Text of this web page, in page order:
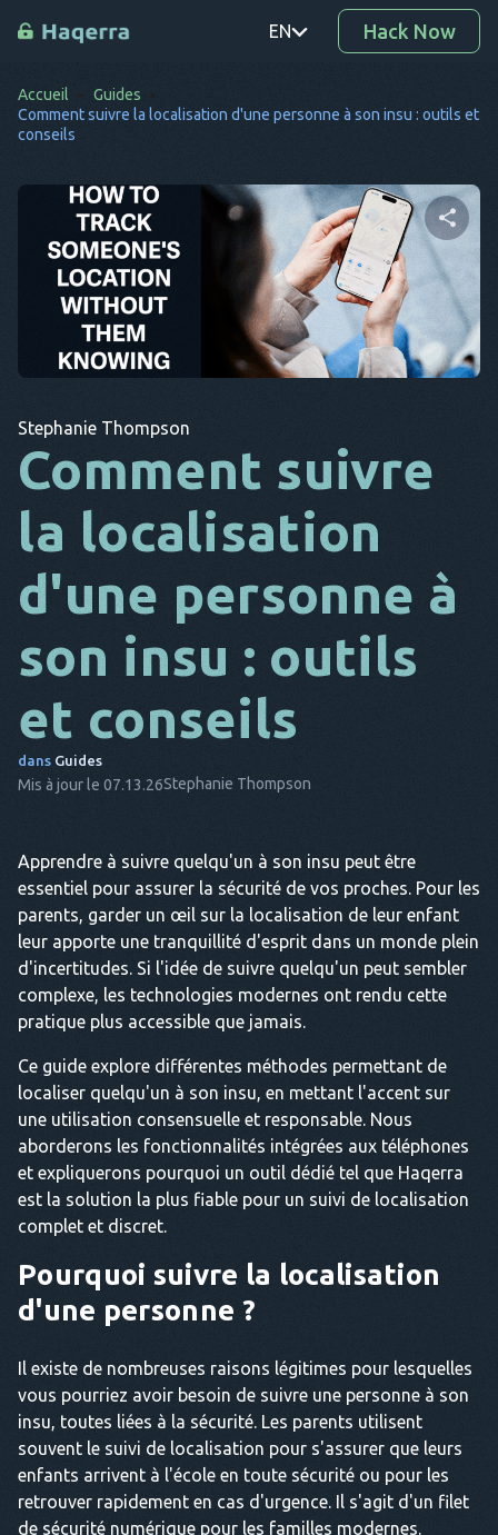
EN
PT
RO
DE
SV
KO
EL
CS
DA
FR
NL
TR
PT
Hack Now
Accueil
Guides
Comment suivre la localisation d'une personne à son insu : outils et
conseils
Partager cet article
Twitter Facebook Copier le lien
Stephanie Thompson
Comment suivre
la localisation
d'une personne à
son insu : outils
et conseils
dans Guides
Mis à jour le 07.13.26Stephanie Thompson
Apprendre à suivre quelqu'un à son insu peut être
essentiel pour assurer la sécurité de vos proches. Pour les
parents, garder un œil sur la localisation de leur enfant
leur apporte une tranquillité d'esprit dans un monde plein
d'incertitudes. Si l'idée de suivre quelqu'un peut sembler
complexe, les technologies modernes ont rendu cette
pratique plus accessible que jamais.
Ce guide explore différentes méthodes permettant de
localiser quelqu'un à son insu, en mettant l'accent sur
une utilisation consensuelle et responsable. Nous
aborderons les fonctionnalités intégrées aux téléphones
et expliquerons pourquoi un outil dédié tel que Haqerra
est la solution la plus fiable pour un suivi de localisation
complet et discret.
Pourquoi suivre la localisation
d'une personne ?
Il existe de nombreuses raisons légitimes pour lesquelles
vous pourriez avoir besoin de suivre une personne à son
insu, toutes liées à la sécurité. Les parents utilisent
souvent le suivi de localisation pour s'assurer que leurs
enfants arrivent à l'école en toute sécurité ou pour les
retrouver rapidement en cas d'urgence. Il s'agit d'un filet
de sécurité numérique pour les familles modernes.